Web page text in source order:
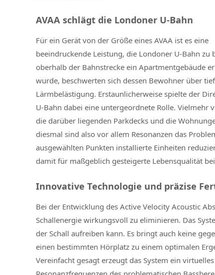
AVAA schlägt die Londoner U-Bahn
Für ein Gerät von der Größe eines AVAA ist es eine
beeindruckende Leistung, die Londoner U-Bahn zu
oberhalb der Bahnstrecke ein Apartmentgebäude
wurde, beschwerten sich dessen Bewohner über
Lärmbelästigung. Erstaunlicherweise spielte der
U-Bahn dabei eine untergeordnete Rolle. Vielmehr
die darüber liegenden Parkdecks und die
diesmal sind also vor allem Resonanzen das
ausgewählten Punkten installierte Einheiten
damit für maßgeblich gesteigerte Lebensqualität
Innovative Technologie und präzise
Bei der Entwicklung des Active Velocity Acoustic
Schallenergie wirkungsvoll zu eliminieren. Das
der Schall aufreiben kann. Es bringt auch keine
einen bestimmten Hörplatz zu einem optimalen
Vereinfacht gesagt erzeugt das System ein